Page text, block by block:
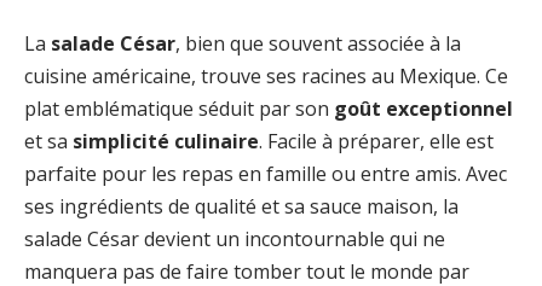
La salade César, bien que souvent associée à la
cuisine américaine, trouve ses racines au Mexique. Ce
plat emblématique séduit par son goût exceptionnel
et sa simplicité culinaire. Facile à préparer, elle est
parfaite pour les repas en famille ou entre amis. Avec
ses ingrédients de qualité et sa sauce maison, la
salade César devient un incontournable qui ne
manquera pas de faire tomber tout le monde par